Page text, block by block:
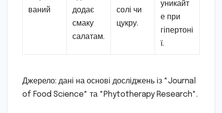
ваний
додає
смаку
салатам.
солі чи
цукру.
уникайт
е при
гіпертоні
ї.
Джерело: дані на основі досліджень із *Journal
of Food Science* та *Phytotherapy Research*.